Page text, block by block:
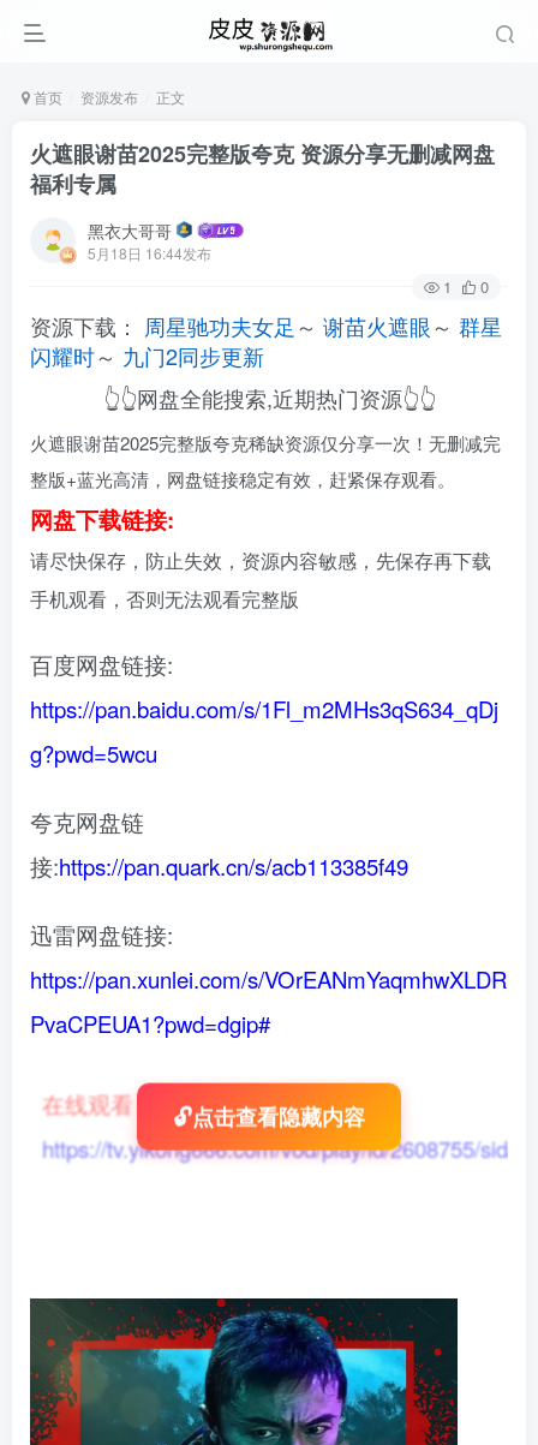
首页 资源发布 正文
火遮眼谢苗2025完整版夸克 资源分享无删减网盘
福利专属
黑衣大哥哥
5月18日 16:44发布
1 0
资源下载： 周星驰功夫女足 ～ 谢苗火遮眼～ 群星
闪耀时～ 九门2同步更新
👆👆网盘全能搜索,近期热门资源👆👆
火遮眼谢苗2025完整版夸克稀缺资源仅分享一次！无删减完
整版+蓝光高清，网盘链接稳定有效，赶紧保存观看。
网盘下载链接:
请尽快保存，防止失效，资源内容敏感，先保存再下载
手机观看，否则无法观看完整版
百度网盘链接:
https://pan.baidu.com/s/1Fl_m2MHs3qS634_qDj
g?pwd=5wcu
夸克网盘链
接:https://pan.quark.cn/s/acb113385f49
迅雷网盘链接:
https://pan.xunlei.com/s/VOrEANmYaqmhwXLDR
PvaCPEUA1?pwd=dgip#
在线观看：
https://tv.yikong666.com/vod/play/id/2608755/sid/
🔓点击查看隐藏内容